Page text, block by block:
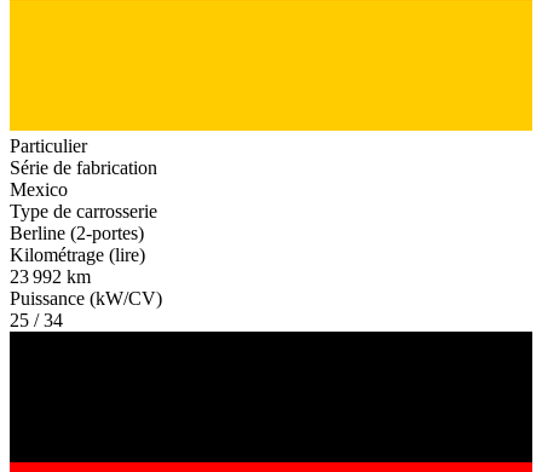
Particulier
Série de fabrication
Mexico
Type de carrosserie
Berline (2-portes)
Kilométrage (lire)
23 992 km
Puissance (kW/CV)
25 / 34